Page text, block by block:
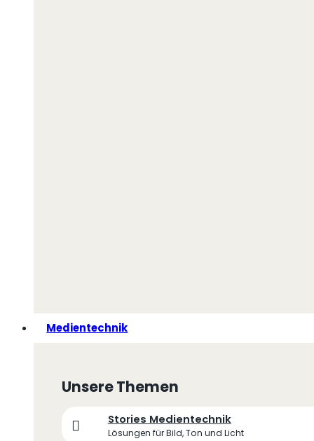
Medientechnik
Unsere Themen
Stories Medientechnik
Lösungen für Bild, Ton und Licht